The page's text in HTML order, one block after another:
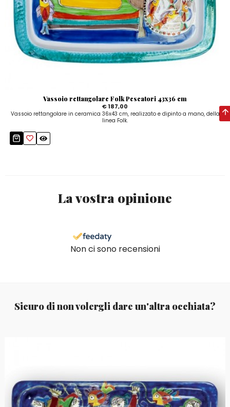
Vassoio rettangolare Folk Pescatori 43x36 cm
€ 187,00
Vassoio rettangolare in ceramica 36x43 cm, realizzato e dipinto a mano, della
linea Folk.
La vostra opinione
Non ci sono recensioni
Sicuro di non volergli dare un'altra occhiata?